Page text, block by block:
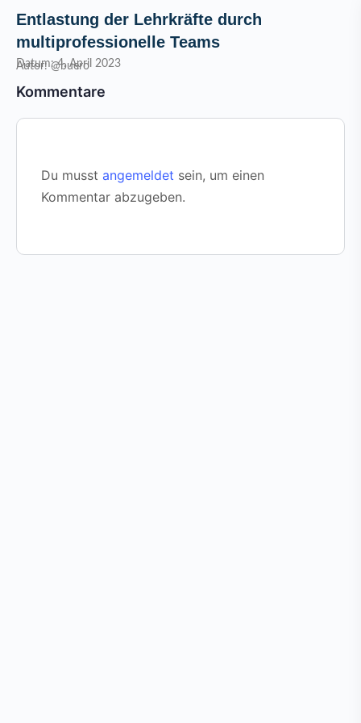
Entlastung der Lehrkräfte durch
multiprofessionelle Teams
Datum: 4. April 2023
Autor: @buero
Kommentare
Du musst angemeldet sein, um einen
Kommentar abzugeben.